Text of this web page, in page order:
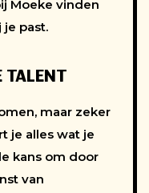
Moeke vinden
past.
TALENT
maar zeker
je alles wat je
kans om door
van